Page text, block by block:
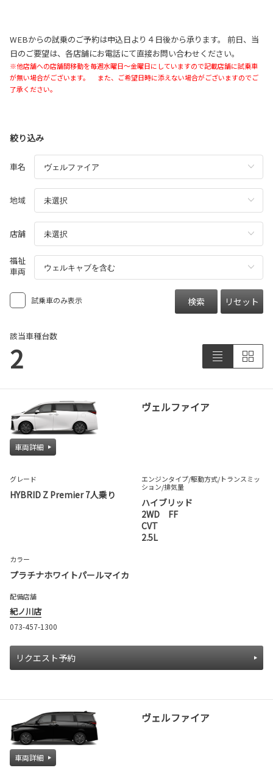
WEBからの試乗のご予約は申込日より４日後から承ります。 前日、当
日のご要望は、各店舗にお電話にて直接お問い合わせください。
※他店舗への店舗間移動を毎週水曜日～金曜日にしていますので記載店舗に試乗車
が無い場合がございます。 また、ご希望日時に添えない場合がございますのでご
了承ください。
絞り込み
車名
地域
店舗
福祉
車両
試乗車のみ表示 検索 リセット
該当車種台数
2
ヴェルファイア
車両詳細
グレード
HYBRID Z Premier 7人乗り
エンジンタイプ/駆動方式/トランスミッ
ション/排気量
ハイブリッド
2WD FF
CVT
2.5L
カラー
プラチナホワイトパールマイカ
配備店舗
紀ノ川店
073-457-1300
リクエスト予約
ヴェルファイア
車両詳細